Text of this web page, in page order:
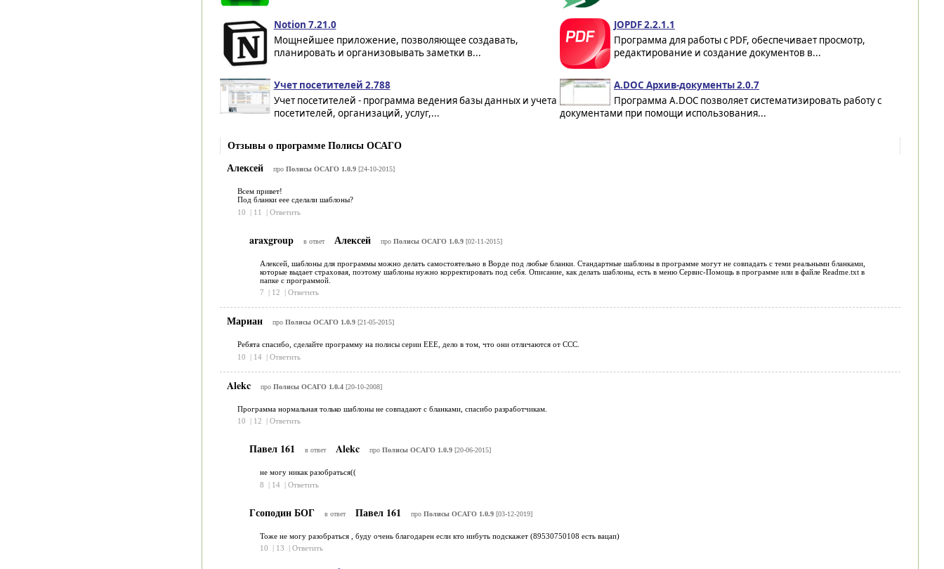
Notion 7.21.0
Мощнейшее приложение, позволяющее создавать,
планировать и организовывать заметки в...
JOPDF 2.2.1.1
Программа для работы с PDF, обеспечивает просмотр,
редактирование и создание документов в...
Учет посетителей 2.788
Учет посетителей - программа ведения базы данных и учета
посетителей, организаций, услуг,...
A.DOC Архив-документы 2.0.7
Программа A.DOC позволяет систематизировать работу с
документами при помощи использования...
Отзывы о программе Полисы ОСАГО
Алексей
про Полисы ОСАГО 1.0.9[24-10-2015]
Всем привет!
Под бланки еее сделали шаблоны?
10
| 11 | Ответить
araxgroup в ответ Алексей про Полисы ОСАГО 1.0.9[02-11-2015]
Алексей, шаблоны для программы можно делать самостоятельно в Ворде под любые бланки. Стандартные шаблоны в программе могут не совпадать с теми реальными бланками,
которые выдает страховая, поэтому шаблоны нужно корректировать под себя. Описание, как делать шаблоны, есть в меню Сервис-Помощь в программе или в файле Readme.txt в
папке с программой.
7
| 12 | Ответить
Мариан про Полисы ОСАГО 1.0.9[21-05-2015]
Ребята спасибо, сделайте программу на полисы серии ЕЕЕ, дело в том, что они отличаются от ССС.
10
| 14 | Ответить
Alekc про Полисы ОСАГО 1.0.4[20-10-2008]
Программа нормальная только шаблоны не совпадают с бланками, спасибо разработчикам.
10
| 12 | Ответить
Павел 161 в ответ Alekc про Полисы ОСАГО 1.0.9[20-06-2015]
не могу никак разобраться((
8
| 14 | Ответить
Гсоподин БОГ в ответ Павел 161 про Полисы ОСАГО 1.0.9[03-12-2019]
Тоже не могу разобраться , буду очень благодарен если кто нибуть подскажет (89530750108 есть вацап)
10
| 13 | Ответить